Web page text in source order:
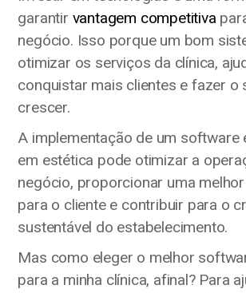
garantir vantagem competitiva
negócio. Isso porque um bom
otimizar os serviços da clínica,
conquistar mais clientes e fazer o
crescer.
A implementação de um software
em estética pode otimizar a
negócio, proporcionar uma
para o cliente e contribuir para o
sustentável do estabelecimento.
Mas como eleger o melhor
para a minha clínica, afinal? Para